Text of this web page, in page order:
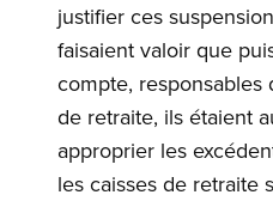
justifier ces
faisaient valoir que
compte, responsables
de retraite, ils étaient
approprier les
les caisses de retraite